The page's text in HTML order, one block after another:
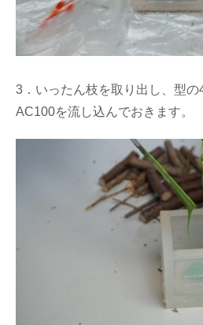
3．いったん枝を取り出し、型
AC100を流し込んでおきます。